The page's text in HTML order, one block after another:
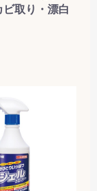
取り・漂白